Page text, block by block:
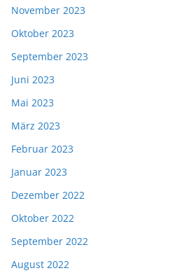
November 2023
Oktober 2023
September 2023
Juni 2023
Mai 2023
März 2023
Februar 2023
Januar 2023
Dezember 2022
Oktober 2022
September 2022
August 2022